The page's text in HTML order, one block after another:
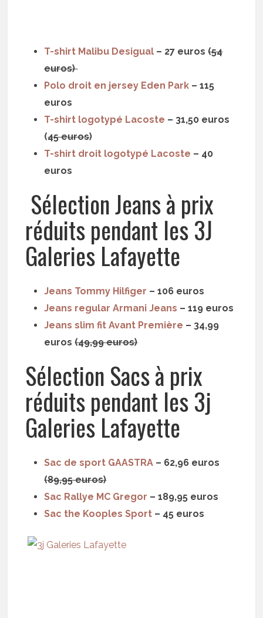
T-shirt Malibu Desigual – 27 euros(54
euros)
Polo droit en jersey Eden Park – 115
euros
T-shirt logotypé Lacoste – 31,50 euros
(45 euros)
T-shirt droit logotypé Lacoste – 40
euros
Sélection Jeans à prix
réduits pendant les 3J
Galeries Lafayette
Jeans Tommy Hilfiger – 106 euros
Jeans regular Armani Jeans – 119 euros
Jeans slim fit Avant Première – 34,99
euros(49,99 euros)
Sélection Sacs à prix
réduits pendant les 3j
Galeries Lafayette
Sac de sport GAASTRA – 62,96 euros
(89,95 euros)
Sac Rallye MC Gregor – 189,95 euros
Sac the Kooples Sport – 45 euros